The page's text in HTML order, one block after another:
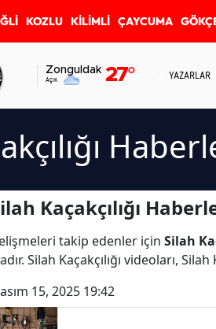
KOZLU KİLİMLİ ÇAYCUMA
Zonguldak
Açık 27° YAZARLAR
Kaçakçılığı
takip edenler için Silah
Silah Kaçakçılığı videoları,
15, 2025 19:42